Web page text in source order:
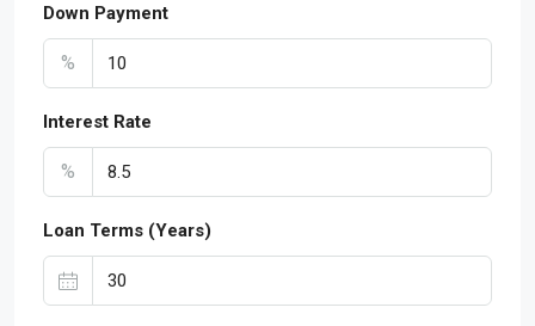
Down Payment
%
Interest Rate
%
Loan Terms (Years)